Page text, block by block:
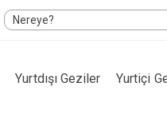
Yurtdışı Geziler Yurtiçi